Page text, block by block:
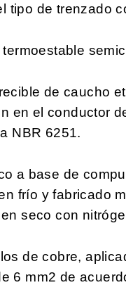
tipo de trenzado
de caucho
en el conductor
NBR 6251.
a base de
frío y fabricado
seco con
de cobre,
6 mm2 de